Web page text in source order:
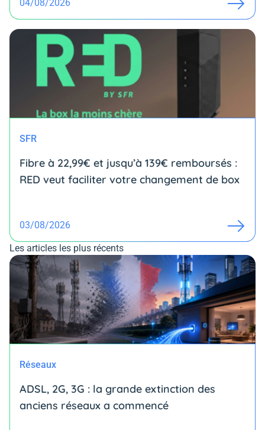
04/08/2026
SFR
Fibre à 22,99€ et jusqu’à 139€ remboursés :
RED veut faciliter votre changement de box
03/08/2026
Les articles les plus récents
Réseaux
ADSL, 2G, 3G : la grande extinction des
anciens réseaux a commencé